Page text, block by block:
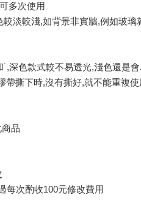
多次使用
淡較淺,如背景非實牆,例如玻璃
深色款式較不易透光,淺色還是
帶撕下時,沒有撕好,就不能重複使
品
每次酌收100元修改費用